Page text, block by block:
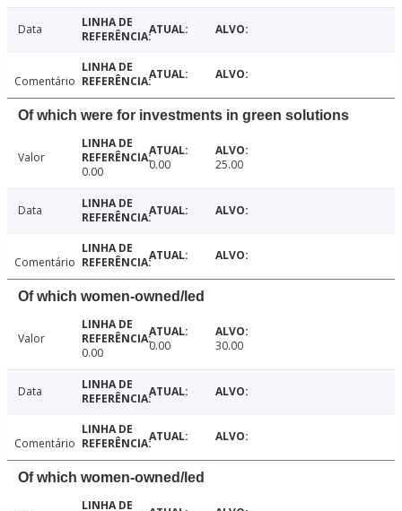
Data
Comentário
Of which were for investments in green solutions
Valor
0.00
0.00 25.00
Data
Comentário
Of which women-owned/led
Valor
0.00
0.00 30.00
Data
Comentário
Of which women-owned/led